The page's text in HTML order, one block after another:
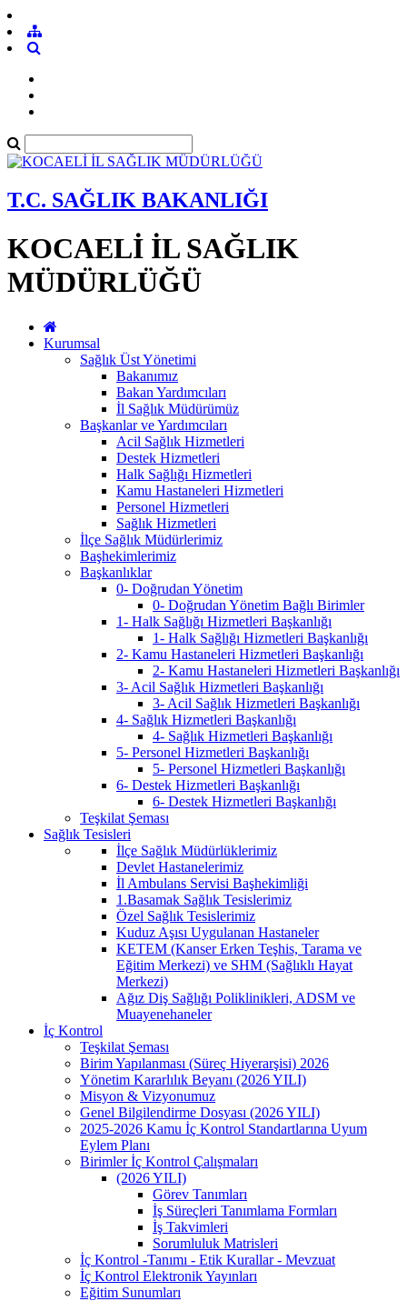
T.C. SAĞLIK BAKANLIĞI
KOCAELİ İL SAĞLIK
MÜDÜRLÜĞÜ
Kurumsal
Sağlık Üst Yönetimi
Bakanımız
Bakan Yardımcıları
İl Sağlık Müdürümüz
Başkanlar ve Yardımcıları
Acil Sağlık Hizmetleri
Destek Hizmetleri
Halk Sağlığı Hizmetleri
Kamu Hastaneleri Hizmetleri
Personel Hizmetleri
Sağlık Hizmetleri
İlçe Sağlık Müdürlerimiz
Başhekimlerimiz
Başkanlıklar
0- Doğrudan Yönetim
0- Doğrudan Yönetim Bağlı Birimler
1- Halk Sağlığı Hizmetleri Başkanlığı
1- Halk Sağlığı Hizmetleri Başkanlığı
2- Kamu Hastaneleri Hizmetleri Başkanlığı
2- Kamu Hastaneleri Hizmetleri Başkanlığı
3- Acil Sağlık Hizmetleri Başkanlığı
3- Acil Sağlık Hizmetleri Başkanlığı
4- Sağlık Hizmetleri Başkanlığı
4- Sağlık Hizmetleri Başkanlığı
5- Personel Hizmetleri Başkanlığı
5- Personel Hizmetleri Başkanlığı
6- Destek Hizmetleri Başkanlığı
6- Destek Hizmetleri Başkanlığı
Teşkilat Şeması
Sağlık Tesisleri
İlçe Sağlık Müdürlüklerimiz
Devlet Hastanelerimiz
İl Ambulans Servisi Başhekimliği
1.Basamak Sağlık Tesislerimiz
Özel Sağlık Tesislerimiz
Kuduz Aşısı Uygulanan Hastaneler
KETEM (Kanser Erken Teşhis, Tarama ve
Eğitim Merkezi) ve SHM (Sağlıklı Hayat
Merkezi)
Ağız Diş Sağlığı Poliklinikleri, ADSM ve
Muayenehaneler
İç Kontrol
Teşkilat Şeması
Birim Yapılanması (Süreç Hiyerarşisi) 2026
Yönetim Kararlılık Beyanı (2026 YILI)
Misyon & Vizyonumuz
Genel Bilgilendirme Dosyası (2026 YILI)
2025-2026 Kamu İç Kontrol Standartlarına Uyum
Eylem Planı
Birimler İç Kontrol Çalışmaları
(2026 YILI)
Görev Tanımları
İş Süreçleri Tanımlama Formları
İş Takvimleri
Sorumluluk Matrisleri
İç Kontrol -Tanımı - Etik Kurallar - Mevzuat
İç Kontrol Elektronik Yayınları
Eğitim Sunumları